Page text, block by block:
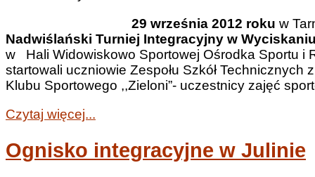
29 września 2012 roku w
Nadwiślański Turniej Integracyjny w
w Hali Widowiskowo Sportowej Ośrodka Sportu i
startowali uczniowie Zespołu Szkół
Klubu Sportowego ,,Zieloni”- uczestnicy zajęć
Czytaj więcej...
Ognisko integracyjne w Julinie